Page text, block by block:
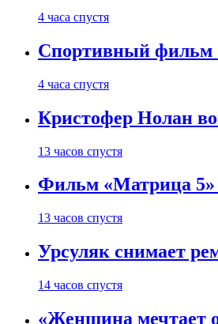
4 часа спустя
Спортивный фильм
4 часа спустя
Кристофер Нолан
13 часов спустя
Фильм «Матрица 5»
13 часов спустя
Урсуляк снимает
14 часов спустя
«Женщина мечтает